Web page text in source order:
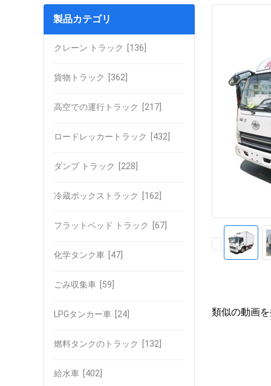
製品カテゴリ
クレーン トラック [136]
貨物トラック [362]
高空での運行トラック [217]
ロードレッカートラック [432]
ダンプ トラック [228]
冷蔵ボックストラック [162]
フラットベッド トラック [67]
化学タンク車 [47]
ごみ収集車 [59]
LPGタンカー車 [24]
燃料タンクのトラック [132]
給水車 [402]
類似の動画